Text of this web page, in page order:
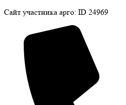
Сайт участника арго: ID 24969